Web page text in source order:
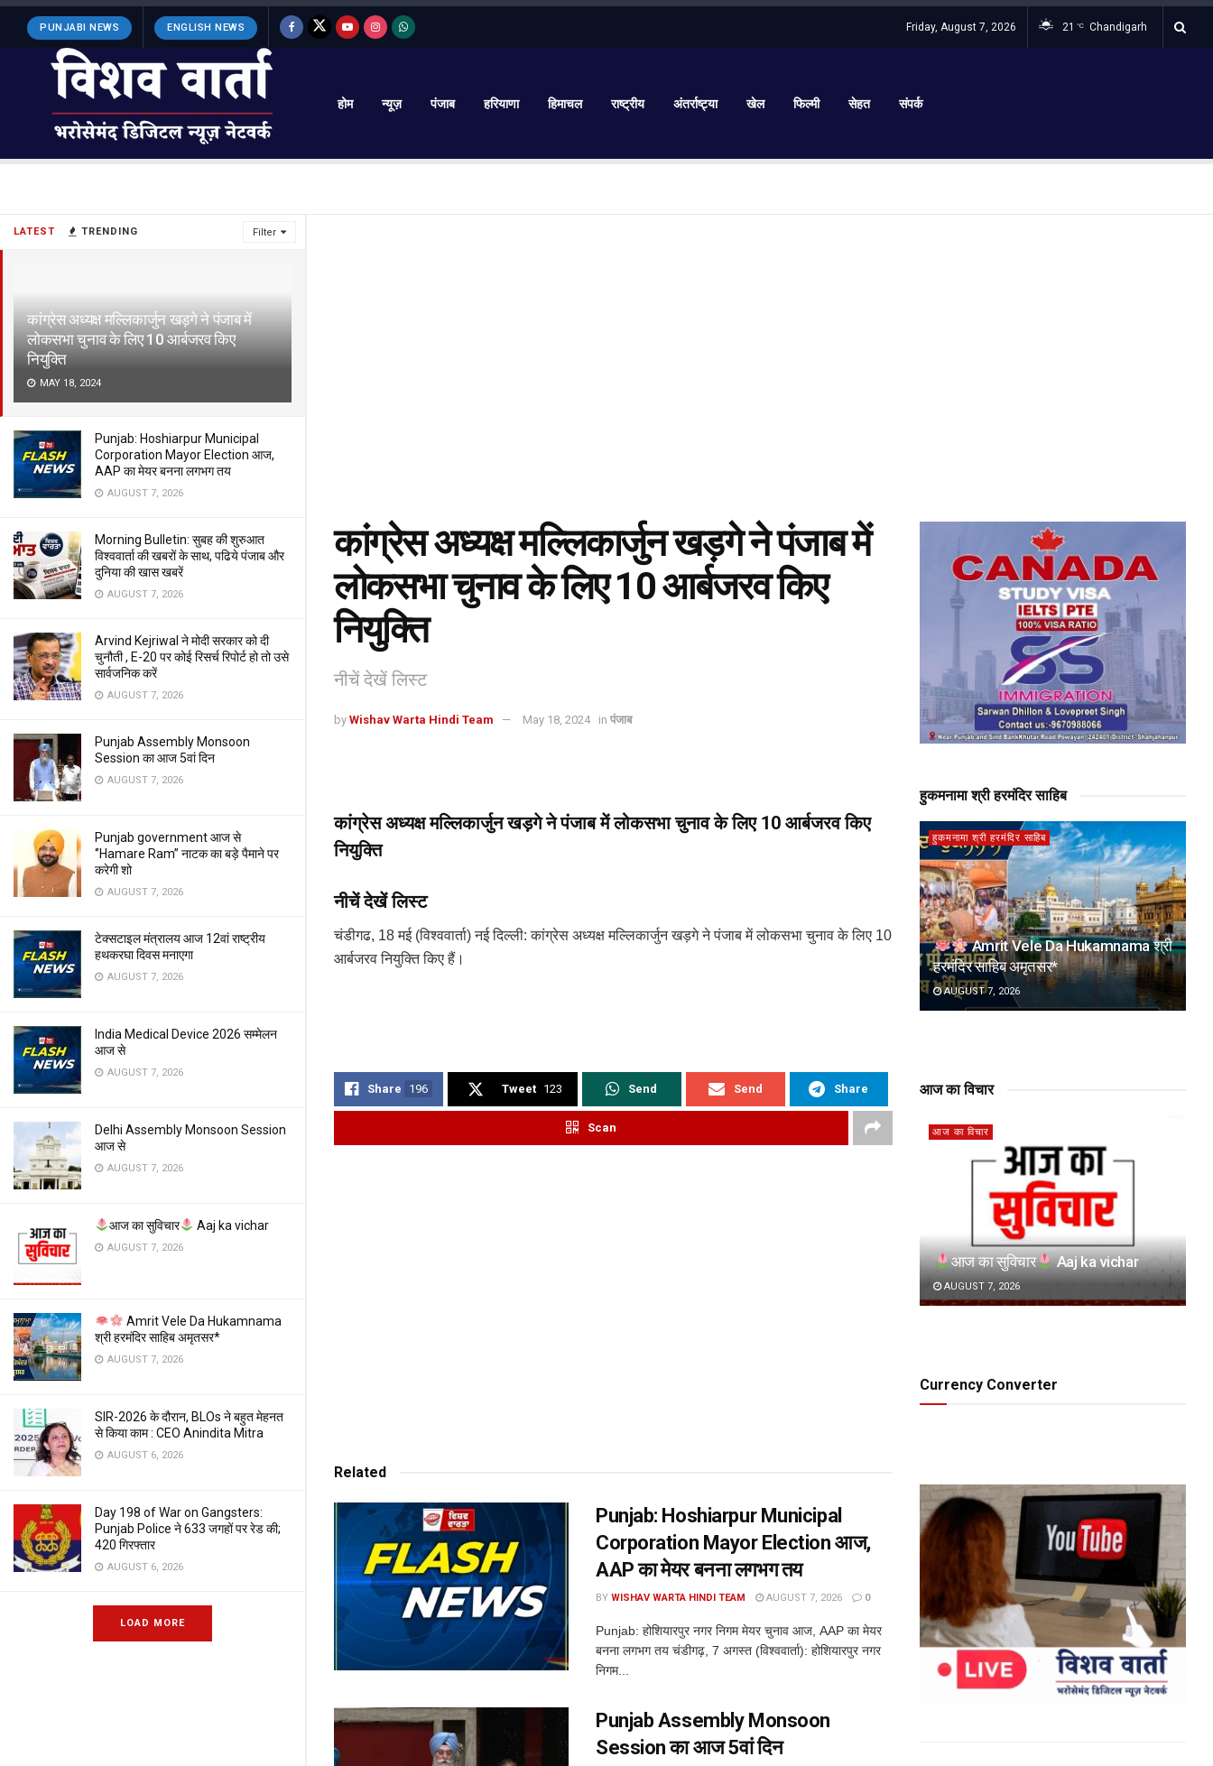
LATEST TRENDING Filter
कांग्रेस अध्यक्ष मल्लिकार्जुन खड़गे ने पंजाब में
लोकसभा चुनाव के लिए 10 आर्बजरव किए
नियुक्ति
MAY 18, 2024
Punjab: Hoshiarpur Municipal
Corporation Mayor Election आज,
AAP का मेयर बनना लगभग तय
AUGUST 7, 2026
Morning Bulletin: सुबह की शुरुआत
विश्ववार्ता की खबरों के साथ, पढिये पंजाब और
दुनिया की खास खबरें
AUGUST 7, 2026
Arvind Kejriwal ने मोदी सरकार को दी
चुनौती , E-20 पर कोई रिसर्च रिपोर्ट हो तो उसे
सार्वजनिक करें
AUGUST 7, 2026
Punjab Assembly Monsoon
Session का आज 5वां दिन
AUGUST 7, 2026
Punjab government आज से
‘’Hamare Ram’’ नाटक का बड़े पैमाने पर
करेगी शो
AUGUST 7, 2026
टेक्सटाइल मंत्रालय आज 12वां राष्ट्रीय
हथकरघा दिवस मनाएगा
AUGUST 7, 2026
India Medical Device 2026 सम्मेलन
आज से
AUGUST 7, 2026
Delhi Assembly Monsoon Session
आज से
AUGUST 7, 2026
आज का सुविचार Aaj ka vichar
AUGUST 7, 2026
Amrit Vele Da Hukamnama
श्री हरमंदिर साहिब अमृतसर*
AUGUST 7, 2026
SIR-2026 के दौरान, BLOs ने बहुत मेहनत
से किया काम : CEO Anindita Mitra
AUGUST 6, 2026
Day 198 of War on Gangsters:
Punjab Police ने 633 जगहों पर रेड की;
420 गिरफ्तार
AUGUST 6, 2026
LOAD MORE
PUNJABI NEWS ENGLISH NEWS Friday, August 7, 2026 21 °C Chandigarh
होम न्यूज़ पंजाब हरियाणा हिमाचल राष्ट्रीय अंतर्राष्ट्या खेल फिल्मी सेहत संपर्क
कांग्रेस अध्यक्ष मल्लिकार्जुन खड़गे ने पंजाब में
लोकसभा चुनाव के लिए 10 आर्बजरव किए
नियुक्ति
नीचें देखें लिस्ट
by Wishav Warta Hindi Team May 18, 2024 in पंजाब
कांग्रेस अध्यक्ष मल्लिकार्जुन खड़गे ने पंजाब में लोकसभा चुनाव के लिए 10 आर्बजरव किए
नियुक्ति
नीचें देखें लिस्ट
चंडीगढ, 18 मई (विश्ववार्ता) नई दिल्ली: कांग्रेस अध्यक्ष मल्लिकार्जुन खड़गे ने पंजाब में लोकसभा चुनाव के लिए 10
आर्बजरव नियुक्ति किए हैं।
Share 196 Tweet 123 Send Send Share
Scan
Related
Punjab: Hoshiarpur Municipal
Corporation Mayor Election आज,
AAP का मेयर बनना लगभग तय
BY WISHAV WARTA HINDI TEAM AUGUST 7, 2026 0
Punjab: होशियारपुर नगर निगम मेयर चुनाव आज, AAP का मेयर
बनना लगभग तय चंडीगढ़, 7 अगस्त (विश्ववार्ता): होशियारपुर नगर
निगम...
Punjab Assembly Monsoon
Session का आज 5वां दिन
हुकमनामा श्री हरमंदिर साहिब
हुकमनामा श्री हरमंदिर साहिब
Amrit Vele Da Hukamnama श्री
हरमंदिर साहिब अमृतसर*
AUGUST 7, 2026
आज का विचार
आज का विचार
आज का सुविचार Aaj ka vichar
AUGUST 7, 2026
Currency Converter